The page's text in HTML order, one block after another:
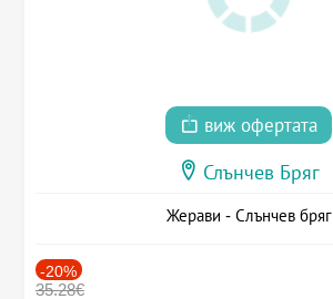
виж офертата
Слънчев Бряг
Жерави - Слънчев бряг
-20%
35.28€